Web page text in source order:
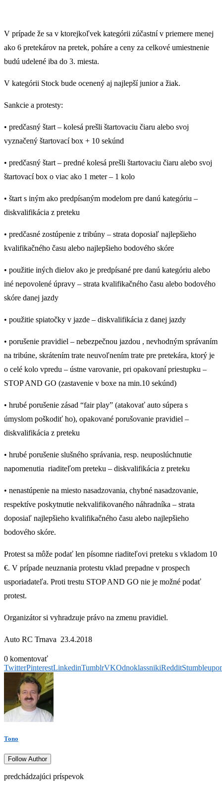
V prípade že sa v ktorejkoľvek kategórii zúčastní v priemere menej
ako 6 pretekárov na pretek, poháre a ceny za celkové umiestnenie
budú udelené iba do 3. miesta.
V kategórii Stock bude ocenený aj najlepší junior a žiak.
Sankcie a protesty:
• predčasný štart – kolesá prešli štartovaciu čiaru alebo svoj
vyznačený štartovací box + 10 sekúnd
• predčasný štart – predné kolesá prešli štartovaciu čiaru alebo svoj
štartovací box o viac ako 1 meter – 1 kolo
• štart s iným ako predpísaným modelom pre danú kategóriu –
diskvalifikácia z preteku
• predčasné zostúpenie z tribúny – strata doposiaľ najlepšieho
kvalifikačného času alebo najlepšieho bodového skóre
• použitie iných dielov ako je predpísané pre danú kategóriu alebo
iné nepovolené úpravy – strata kvalifikačného času alebo bodového
skóre danej jazdy
• použitie spiatočky v jazde – diskvalifikácia z danej jazdy
• porušenie pravidiel – nebezpečnou jazdou , nevhodným správaním
na tribúne, skrátením trate neuvoľnením trate pre pretekára, ktorý je
o celé kolo vpredu – ústne varovanie, pri opakovaní priestupku –
STOP AND GO (zastavenie v boxe na min.10 sekúnd)
• hrubé porušenie zásad “fair play” (atakovať auto súpera s
úmyslom poškodiť ho), opakované porušovanie pravidiel –
diskvalifikácia z preteku
• hrubé porušenie slušného správania, resp. neuposlúchnutie
napomenutia riaditeľom preteku – diskvalifikácia z preteku
• nenastúpenie na miesto nasadzovania, chybné nasadzovanie,
respektíve poskytnutie nekvalifikovaného náhradníka – strata
doposiaľ najlepšieho kvalifikačného času alebo najlepšieho
bodového skóre.
Protest sa môže podať len písomne riaditeľovi preteku s vkladom 10
€. V prípade neuznania protestu vklad prepadne v prospech
usporiadateľa. Proti trestu STOP AND GO nie je možné podať
protest.
Organizátor si vyhradzuje právo na zmenu pravidiel.
Auto RC Trnava 23.4.2018
0 komentovať
TwitterPinterestLinkedinTumblrVKOdnoklassnikiReddit
Tono
Follow Author
predchádzajúci príspevok